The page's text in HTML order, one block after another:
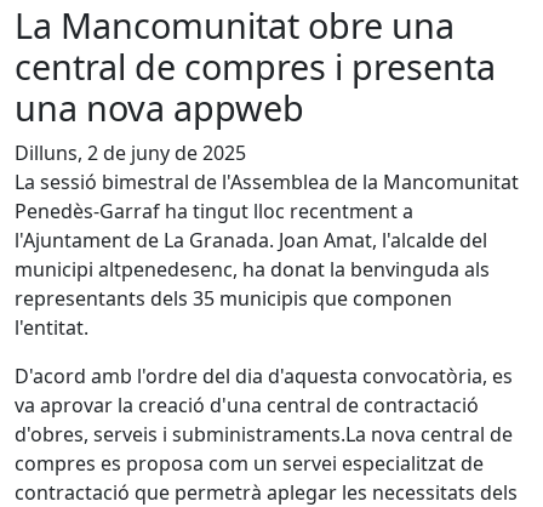
La Mancomunitat obre una
central de compres i presenta
una nova appweb
Dilluns, 2 de juny de 2025
La sessió bimestral de l'Assemblea de la Mancomunitat
Penedès-Garraf ha tingut lloc recentment a
l'Ajuntament de La Granada. Joan Amat, l'alcalde del
municipi altpenedesenc, ha donat la benvinguda als
representants dels 35 municipis que componen
l'entitat.
D'acord amb l'ordre del dia d'aquesta convocatòria, es
va aprovar la creació d'una central de contractació
d'obres, serveis i subministraments.La nova central de
compres es proposa com un servei especialitzat de
contractació que permetrà aplegar les necessitats dels